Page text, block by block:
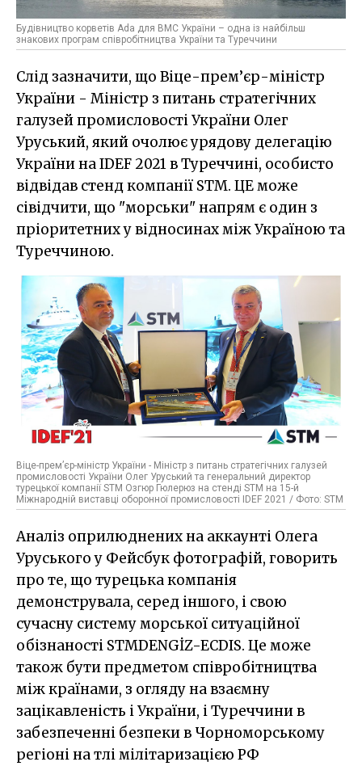
Будівництво корветів Ada для ВМС України – одна із найбільш
знакових програм співробітництва України та Туреччини
Слід зазначити, що Віце-прем’єр-міністр
України - Міністр з питань стратегічних
галузей промисловості України Олег
Уруський, який очолює урядову делегацію
України на IDEF 2021 в Туреччині, особисто
відвідав стенд компанії STM. ЦЕ може
сівідчити, що "морськи" напрям є один з
пріоритетних у відносинах між Україною та
Туреччиною.
Віце-прем’єр-міністр України - Міністр з питань стратегічних галузей
промисловості України Олег Уруський та генеральний директор
турецької компанії STM Озгюр Гюлерюз на стенді STM на 15-й
Міжнародній виставці оборонної промисловості IDEF 2021 / Фото: STM
Аналіз оприлюднених на аккаунті Олега
Уруського у Фейсбук фотографій, говорить
про те, що турецька компанія
демонструвала, серед іншого, і свою
сучасну систему морської ситуаційної
обізнаності STMDENGİZ-ECDIS. Це може
також бути предметом співробітництва
між країнами, з огляду на взаємну
зацікавленість і України, і Туреччини в
забезпеченні безпеки в Чорноморському
регіоні на тлі мілітаризацією РФ